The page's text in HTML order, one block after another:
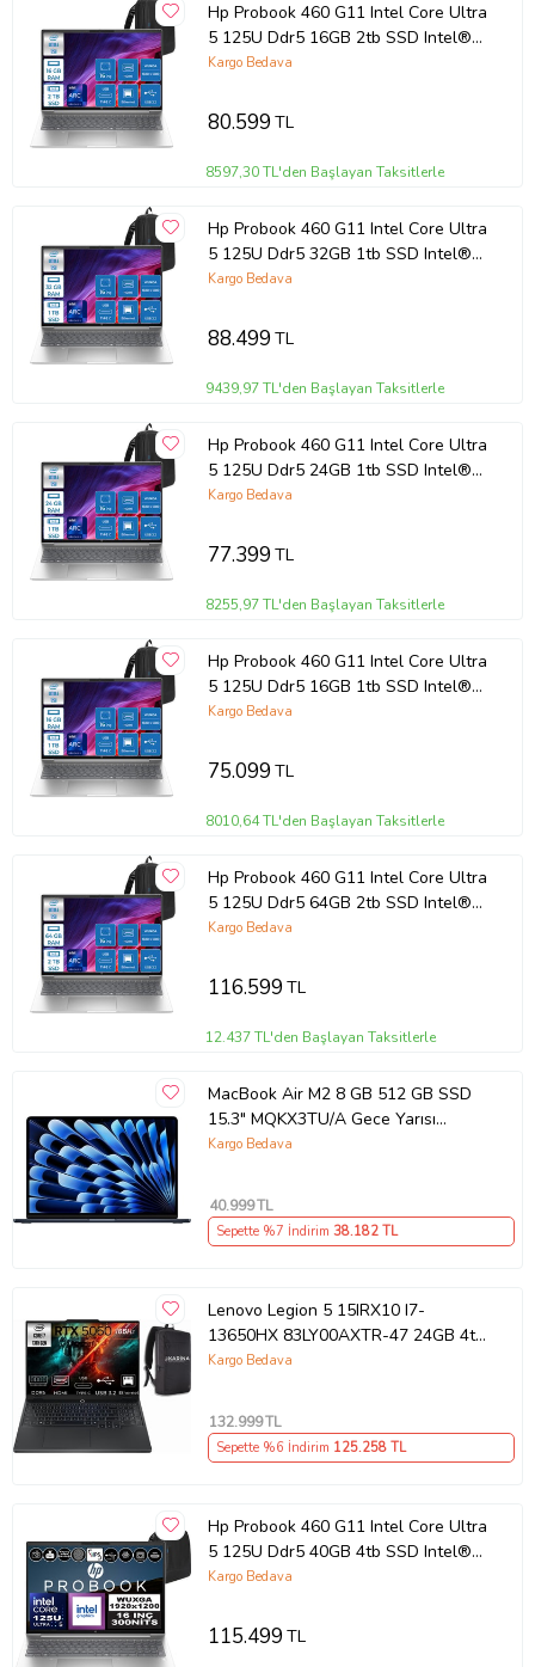
Hp Probook 460 G11 Intel Core Ultra
5 125U Ddr5 16GB 2tb SSD Intel®
Aı Boost 16" Wuxga IPS Windows
9Y7S7ETP03 + Zettaçanta
Kargo Bedava
80.599TL
8597,30 TL'den Başlayan Taksitlerle
Hp Probook 460 G11 Intel Core Ultra
5 125U Ddr5 32GB 1tb SSD Intel®
Aı Boost 16 Wuxga IPS Windows 11
9Y7S7ETP10 + Zettaçanta
Kargo Bedava
88.499TL
9439,97 TL'den Başlayan Taksitlerle
Hp Probook 460 G11 Intel Core Ultra
5 125U Ddr5 24GB 1tb SSD Intel®
Aı Boost 16 Wuxga IPS Windows 11
9Y7S7ETP06 + Zettaçanta
Kargo Bedava
77.399TL
8255,97 TL'den Başlayan Taksitlerle
Hp Probook 460 G11 Intel Core Ultra
5 125U Ddr5 16GB 1tb SSD Intel®
Aı Boost 16" Wuxga IPS Windows
9Y7S7ETP02 + Zettaçanta
Kargo Bedava
75.099TL
8010,64 TL'den Başlayan Taksitlerle
Hp Probook 460 G11 Intel Core Ultra
5 125U Ddr5 64GB 2tb SSD Intel®
Aı Boost 16 Wuxga IPS Windows 11
9Y7S7ETH19 + Zettaçanta
Kargo Bedava
116.599TL
12.437 TL'den Başlayan Taksitlerle
MacBook Air M2 8 GB 512 GB SSD
15.3" MQKX3TU/A Gece Yarısı
Outlet (Açıklamayı Okuyunuz)
Kargo Bedava
40.999TL
Sepette %7 İndirim 38.182TL
Lenovo Legion 5 15IRX10 I7-
13650HX 83LY00AXTR-47 24GB 4tb
RTX5060 8gb W11PRO 15.3"
Kargo Bedava
132.999TL
Sepette %6 İndirim 125.258TL
Hp Probook 460 G11 Intel Core Ultra
5 125U Ddr5 40GB 4tb SSD Intel®
Aı Boost 16" Wuxga IPS Freedos
Zetta Çanta
Kargo Bedava
115.499TL